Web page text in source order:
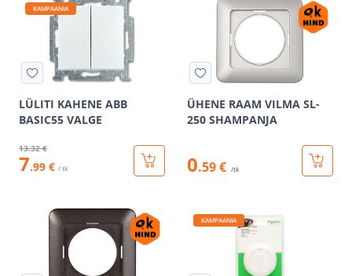
KAMPAANIA
LÜLITI KAHENE ABB
BASIC55 VALGE
13.32 €
7.99 € / tk
ÜHENE RAAM VILMA SL-
250 SHAMPANJA
0.59 € /tk
KAMPAANIA